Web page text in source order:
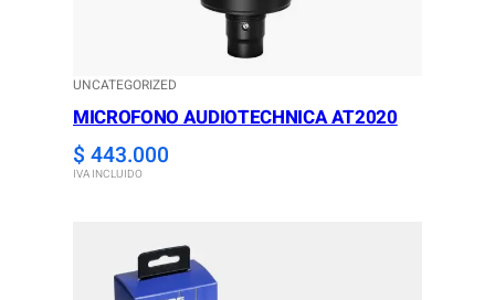
UNCATEGORIZED
MICROFONO AUDIOTECHNICA AT2020
$ 443.000
IVA INCLUIDO